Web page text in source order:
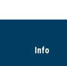
Info